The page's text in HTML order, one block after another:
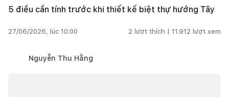
5 điều cần tính trước khi thiết kế biệt thự hướng Tây
27/06/2026, lúc 10:00 2 lượt thích | 11.912 lượt xem
Nguyễn Thu Hằng